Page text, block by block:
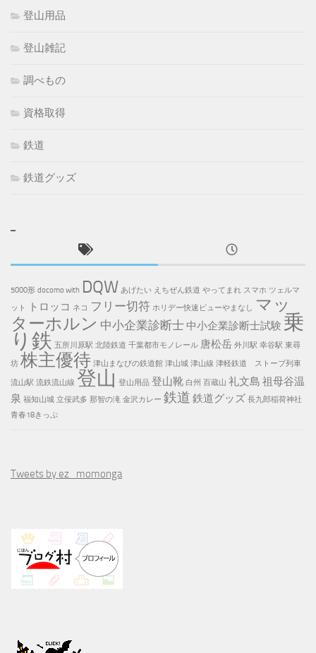
登山用品
登山雑記
調べもの
資格取得
鉄道
鉄道グッズ
5000形 docomo with DQW あげたい えちぜん鉄道 やってまれ スマホ ツェルマ
ット
トロッコ ネコ フリー切符 ホリデー快速ビューやまなし マッ
ターホルン 中小企業診断士 中小企業診断士試験 乗
り鉄 五所川原駅 北陸鉄道 千葉都市モノレール 唐松岳 外川駅 幸谷駅 東尋
坊 株主優待 津山まなびの鉄道館 津山城 津山線 津軽鉄道 ストーブ列車
流山駅 流鉄流山線 登山 登山用品 登山靴 白州 百蔵山 礼文島 祖母谷温
泉 福知山城 立佞武多 那智の滝 金沢カレー 鉄道 鉄道グッズ 長九郎稲荷神社
青春18きっぷ
Tweets by ez_momonga